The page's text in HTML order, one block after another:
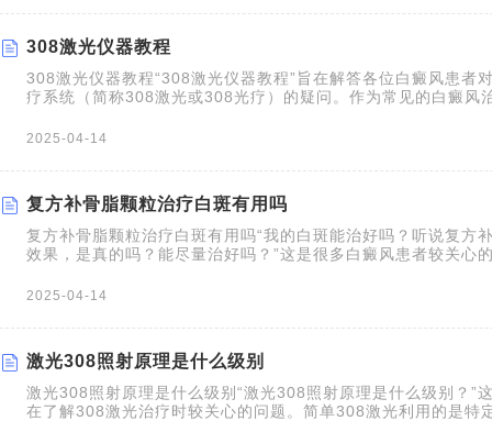
308激光仪器教程
308激光仪器教程“308激光仪器教程”旨在解答各位白癜风患者
疗系统（简称308激光或308光疗）的疑问。作为常见的白癜风
成，从而达到治疗目的。它适用于包括孕妇儿童在内的各类人群
2025-04-14
复方补骨脂颗粒治疗白斑有用吗
复方补骨脂颗粒治疗白斑有用吗“我的白斑能治好吗？听说复方
效果，是真的吗？能尽量治好吗？”这是很多白癜风患者较关心
对紫外线的敏感性，从而促进黑色素细胞的生成。但是，复方
2025-04-14
激光308照射原理是什么级别
激光308照射原理是什么级别“激光308照射原理是什么级别？”
在了解308激光治疗时较关心的问题。简单308激光利用的是特